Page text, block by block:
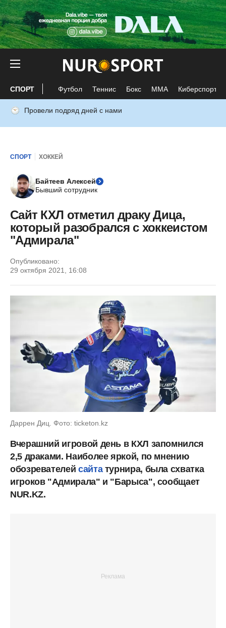
СПОРТ Футбол Теннис Бокс ММА Киберспорт
Провели подряд дней с нами
СПОРТ ХОККЕЙ
Байтеев Алексей
Бывший сотрудник
Сайт КХЛ отметил драку Дица,
который разобрался с хоккеистом
"Адмирала"
Опубликовано:
29 октября 2021, 16:08
Даррен Диц. Фото: ticketon.kz
Вчерашний игровой день в КХЛ запомнился
2,5 драками. Наиболее яркой, по мнению
обозревателей сайта турнира, была схватка
игроков "Адмирала" и "Барыса", сообщает
NUR.KZ.